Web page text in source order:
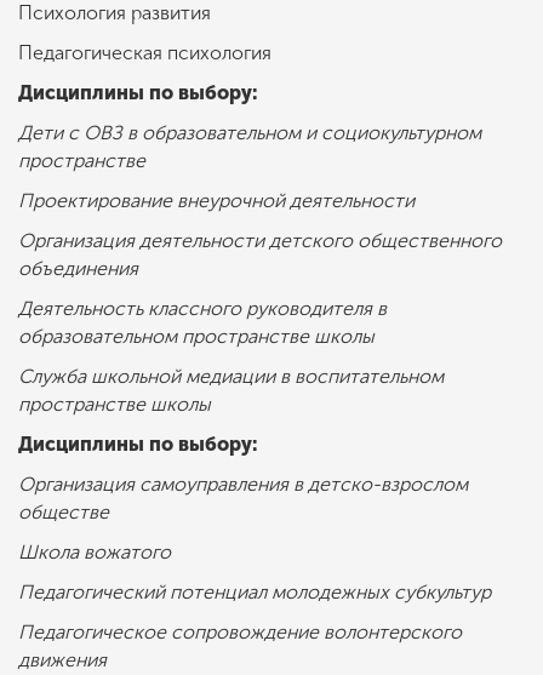
Психология развития
Педагогическая психология
Дисциплины по выбору:
Дети с ОВЗ в образовательном и социокультурном
пространстве
Проектирование внеурочной деятельности
Организация деятельности детского общественного
объединения
Деятельность классного руководителя в
образовательном пространстве школы
Служба школьной медиации в воспитательном
пространстве школы
Дисциплины по выбору:
Организация самоуправления в детско-взрослом
обществе
Школа вожатого
Педагогический потенциал молодежных субкультур
Педагогическое сопровождение волонтерского
движения